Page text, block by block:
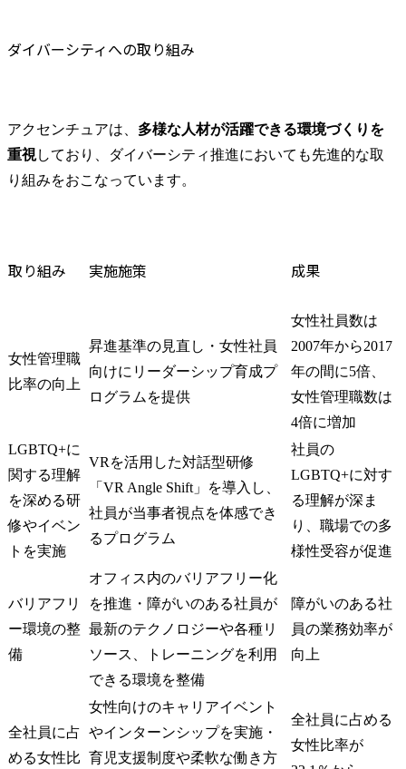
ダイバーシティへの取り組み
アクセンチュアは、 多様な人材が活躍できる環境づくりを
重視しており、ダイバーシティ推進においても先進的な取
り組みをおこなっています。
取り組み 実施施策 成果
女性管理職
比率の向上
昇進基準の見直し・女性社員
向けにリーダーシップ育成プ
ログラムを提供
女性社員数は
2007年から2017
年の間に5倍、
女性管理職数は
4倍に増加
LGBTQ+に
関する理解
を深める研
修やイベン
トを実施
VRを活用した対話型研修
「VR Angle Shift」を導入し、
社員が当事者視点を体感でき
るプログラム
社員の
LGBTQ+に対す
る理解が深ま
り、職場での多
様性受容が促進
バリアフリ
ー環境の整
備
オフィス内のバリアフリー化
を推進・障がいのある社員が
最新のテクノロジーや各種リ
ソース、トレーニングを利用
できる環境を整備
障がいのある社
員の業務効率が
向上
全社員に占
める女性比
女性向けのキャリアイベント
やインターンシップを実施・
育児支援制度や柔軟な働き方
全社員に占める
女性比率が